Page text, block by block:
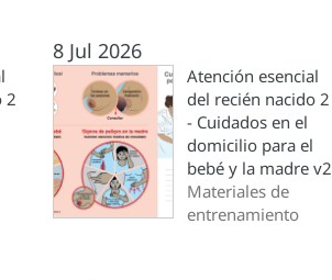
2
8 Jul 2026
Atención esencial
del recién nacido 2
- Cuidados en el
domicilio para el
bebé y la madre v2
Materiales de
entrenamiento